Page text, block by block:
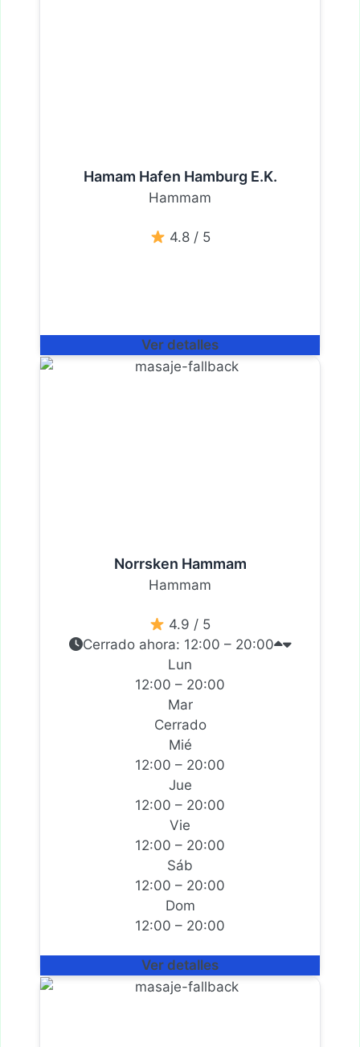
Hamam Hafen Hamburg E.K.
Hammam
4.8 / 5
Ver detalles
Norrsken Hammam
Hammam
4.9 / 5
Cerrado ahora: 12:00 – 20:00
Lun
12:00 – 20:00
Mar
Cerrado
Mié
12:00 – 20:00
Jue
12:00 – 20:00
Vie
12:00 – 20:00
Sáb
12:00 – 20:00
Dom
12:00 – 20:00
Ver detalles